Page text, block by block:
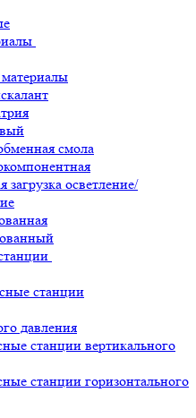
смола
загрузка осветление/
станции
давления
станции вертикального
станции горизонтального